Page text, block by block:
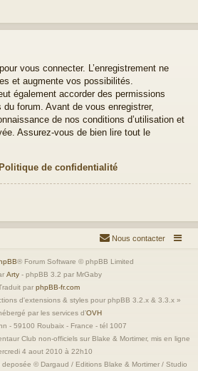
vous connecter. L’enregistrement ne
et augmente vos possibilités.
également accorder des permissions
forum. Avant de vous enregistrer,
de nos conditions d’utilisation et
Assurez-vous de bien lire tout le
de confidentialité
Nous contacter
® Forum Software © phpBB Limited
Arty - phpBB 3.2 par MrGaby
par phpBB-fr.com
d'extensions & styles pour phpBB 3.2.x & 3.3.x »
par les services d’OVH
- 59100 Roubaix - France - tél 1007
Club non-officiels sur Blake & Mortimer, mis en ligne
4 aout 2010 à 22h10
© Dargaud / Editions Blake & Mortimer / Studio